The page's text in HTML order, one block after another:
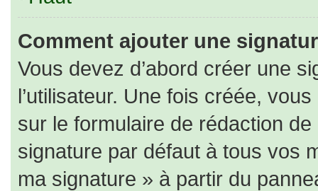
Comment ajouter une
Vous devez d’abord créer une
l’utilisateur. Une fois créée,
sur le formulaire de rédaction
signature par défaut à tous vos
ma signature » à partir du